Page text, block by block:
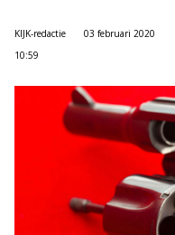
KIJK-redactie
03 februari 2020
10:59